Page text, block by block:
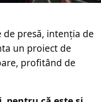
presă, intenția de
un proiect de
profitând de